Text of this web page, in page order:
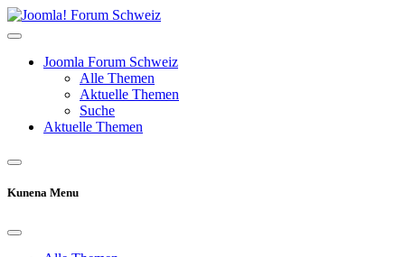
Joomla Forum Schweiz
Alle Themen
Aktuelle Themen
Suche
Aktuelle Themen
Kunena Menu